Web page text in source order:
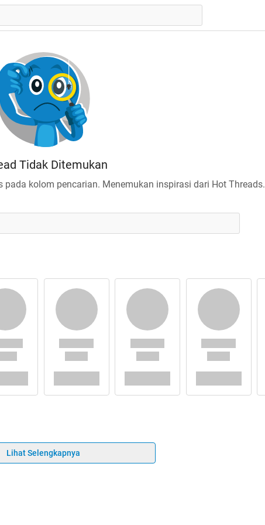
Tidak Ditemukan
kolom pencarian. Menemukan inspirasi dari Hot Threads.
Lihat Selengkapnya